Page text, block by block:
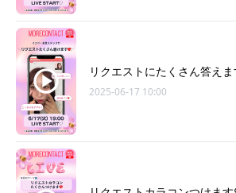
リクエストにたくさん答え
2025-06-17 10:00